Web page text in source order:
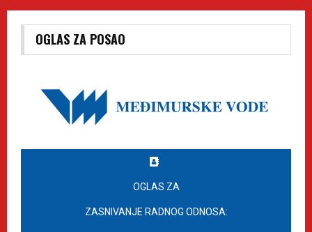
OGLAS ZA POSAO
OGLAS ZA
ZASNIVANJE RADNOG ODNOSA: